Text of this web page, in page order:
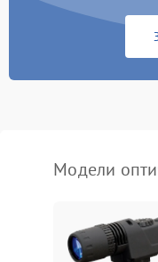
Неисправность системы
защиты от замыкания
защиты от перегрева
Модели